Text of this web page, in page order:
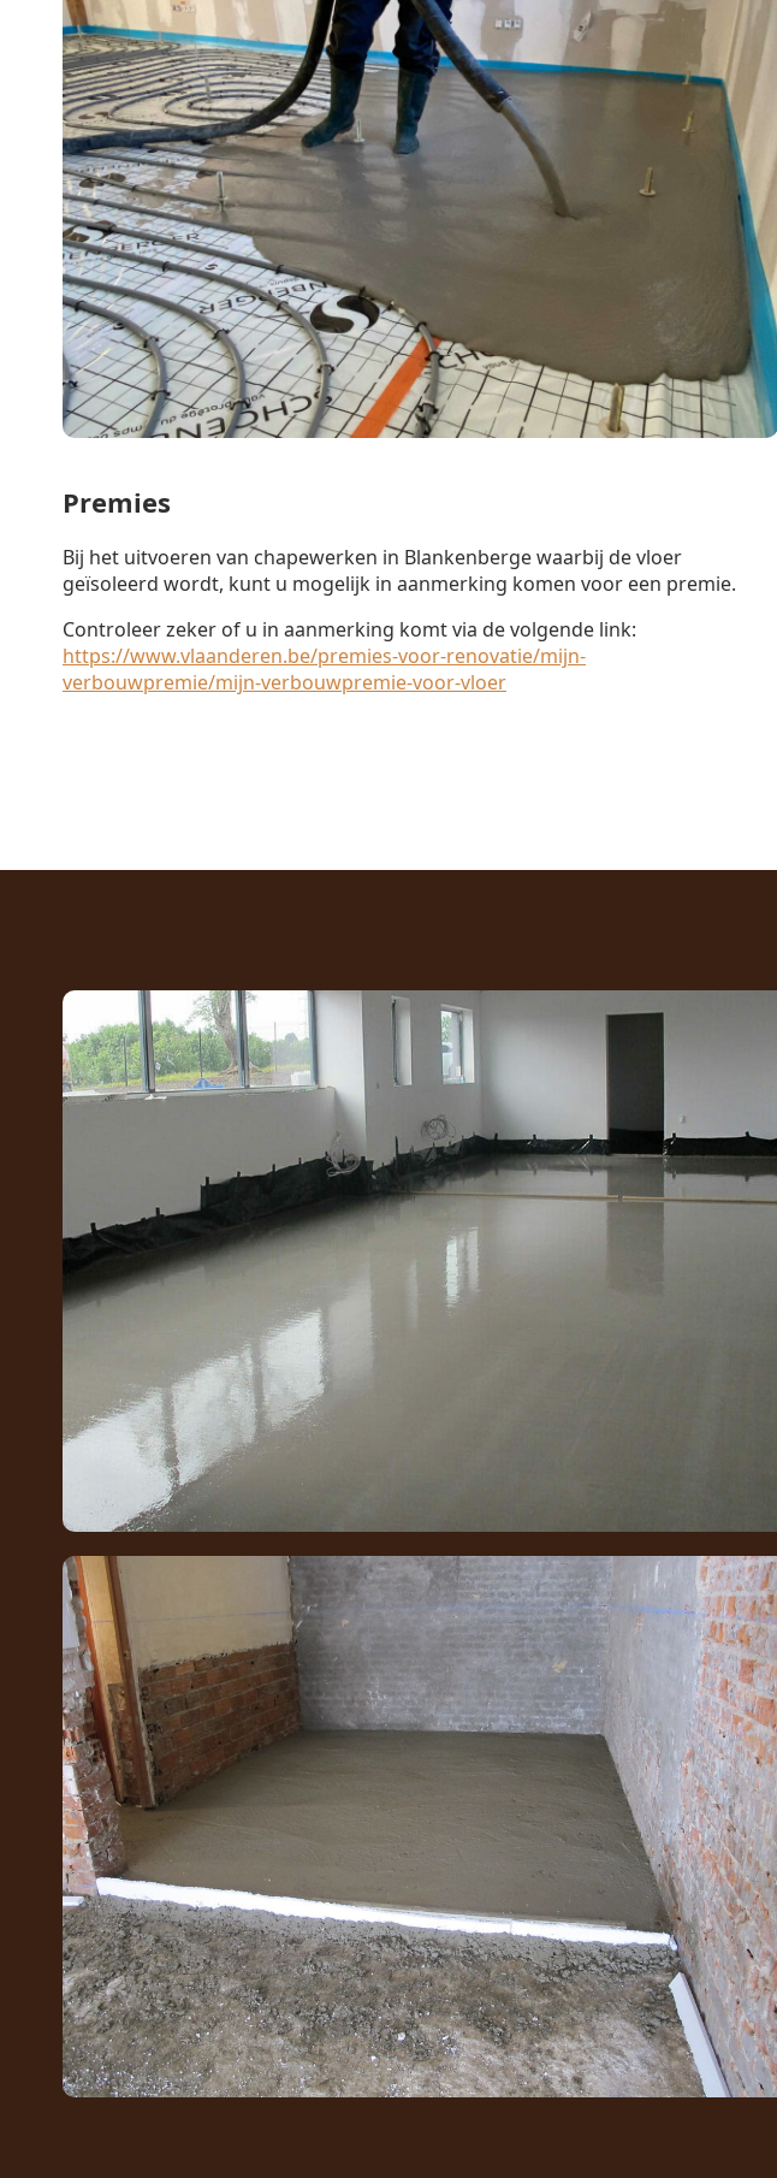
Premies
Bij het uitvoeren van chapewerken in Blankenberge waarbij de vloer
geïsoleerd wordt, kunt u mogelijk in aanmerking komen voor een premie.
Controleer zeker of u in aanmerking komt via de volgende link:
https://www.vlaanderen.be/premies-voor-renovatie/mijn-
verbouwpremie/mijn-verbouwpremie-voor-vloer